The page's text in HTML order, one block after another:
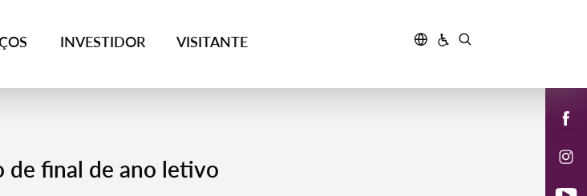
INVESTIDOR VISITANTE
de final de ano letivo